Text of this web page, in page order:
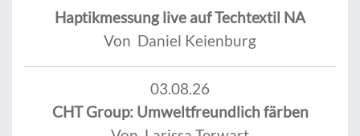
Haptikmessung live auf Techtextil NA
Von Daniel Keienburg
03.08.26
CHT Group: Umweltfreundlich färben